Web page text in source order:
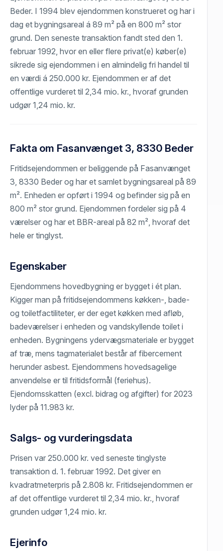
Beder. I 1994 blev ejendommen konstrueret og har i
dag et bygningsareal á 89 m² på en 800 m² stor
grund. Den seneste transaktion fandt sted den 1.
februar 1992, hvor en eller flere privat(e) køber(e)
sikrede sig ejendommen i en almindelig fri handel til
en værdi á 250.000 kr. Ejendommen er af det
offentlige vurderet til 2,34 mio. kr., hvoraf grunden
udgør 1,24 mio. kr.
Fakta om Fasanvænget 3, 8330 Beder
Fritidsejendommen er beliggende på Fasanvænget
3, 8330 Beder og har et samlet bygningsareal på 89
m². Enheden er opført i 1994 og befinder sig på en
800 m² stor grund. Ejendommen fordeler sig på 4
værelser og har et BBR-areal på 82 m², hvoraf det
hele er tinglyst.
Egenskaber
Ejendommens hovedbygning er bygget i ét plan.
Kigger man på fritidsejendommens køkken-, bade-
og toiletfactiliteter, er der eget køkken med afløb,
badeværelser i enheden og vandskyllende toilet i
enheden. Bygningens ydervægsmateriale er bygget
af træ, mens tagmaterialet består af fibercement
herunder asbest. Ejendommens hovedsagelige
anvendelse er til fritidsformål (feriehus).
Ejendomsskatten (excl. bidrag og afgifter) for 2023
lyder på 11.983 kr.
Salgs- og vurderingsdata
Prisen var 250.000 kr. ved seneste tinglyste
transaktion d. 1. februar 1992. Det giver en
kvadratmeterpris på 2.808 kr. Fritidsejendommen er
af det offentlige vurderet til 2,34 mio. kr., hvoraf
grunden udgør 1,24 mio. kr.
Ejerinfo